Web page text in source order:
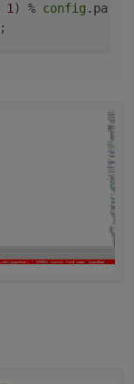
1) % config